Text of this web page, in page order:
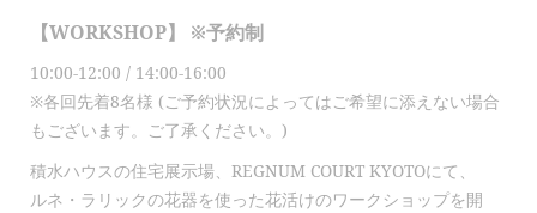
【WORKSHOP】 ※予約制
10:00-12:00 / 14:00-16:00
※各回先着8名様 (ご予約状況によってはご希望に添えない場合
もございます。ご了承ください。)
積水ハウスの住宅展示場、REGNUM COURT KYOTOにて、
ルネ・ラリックの花器を使った花活けのワークショップを開